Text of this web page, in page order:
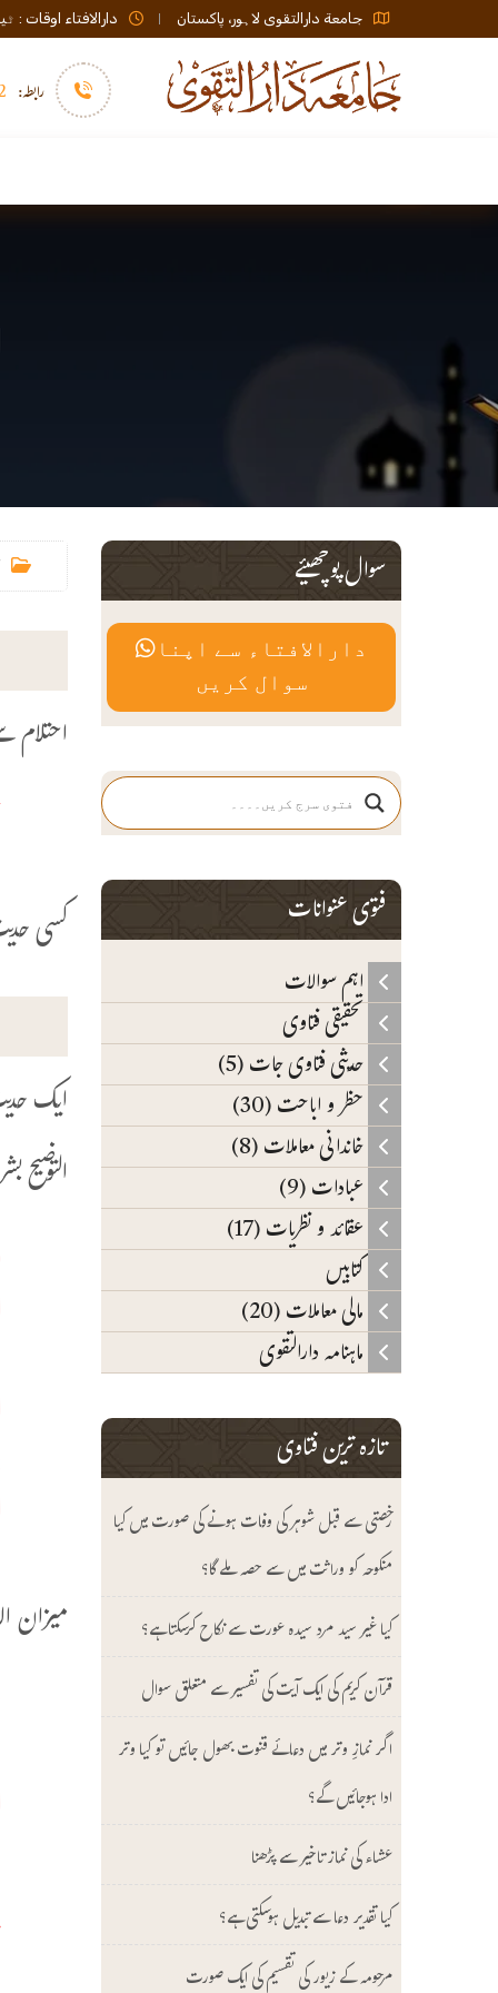
جامعة دارالتقوی لاہور، پاکستان دارالافتاء اوقات : ٹیلی فون صبح 08:00 تا عشاء /
رابطہ:
احتلام
کسی
ایک
التوضیح
میزان
سوال پوچھیئے
دارالافتاء سے اپنا
سوال کریں
فتوی عنوانات
اہم سوالات
تحقیقی فتاوی
حدیثی فتاوی جات (5)
حظر و اباحت (30)
خاندانی معاملات (8)
عبادات (9)
عقائد و نظریات (17)
کتابیں
مالی معاملات (20)
ماہنامہ دارالتقوی
تازہ ترین فتاوی
رخصتی سے قبل شوہر کی وفات ہونے کی صورت میں کیا
منکوحہ کو وراثت میں سے حصہ ملے گا؟
کیا غیر سید مرد سیدہ عورت سے نکاح کرسکتا ہے؟
قرآن کریم کی ایک آیت کی تفسیر سے متعلق سوال
اگر نمازِ وتر میں دعائے قنوت بھول جائیں تو کیا وتر
ادا ہوجائیں گے؟
عشاء کی نماز تاخیر سے پڑھنا
کیا تقدیر دعا سے تبدیل ہوسکتی ہے؟
مرحومہ کے زیور کی تقسیم کی ایک صورت